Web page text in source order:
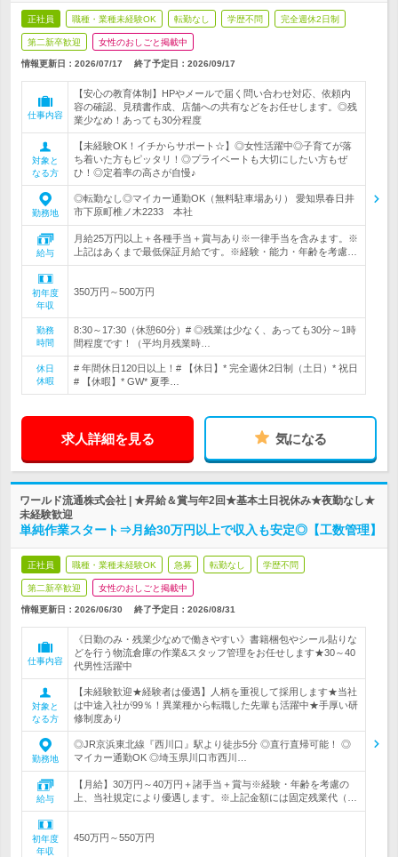
正社員 職種・業種未経験OK 転勤なし 学歴不問 完全週休2日制
第二新卒歓迎 女性のおしごと掲載中
情報更新日：2026/07/17 終了予定日： 2026/09/17
仕事内容
【安心の教育体制】HPやメールで届く問い合わせ対応、依頼内
容の確認、見積書作成、店舗への共有などをお任せします。◎残
業少なめ！あっても30分程度
対象と
なる方
【未経験OK！イチからサポート☆】◎女性活躍中◎子育てが落
ち着いた方もピッタリ！◎プライベートも大切にしたい方もぜ
ひ！◎定着率の高さが自慢♪
勤務地
◎転勤なし◎マイカー通勤OK（無料駐車場あり） 愛知県春日井
市下原町椎ノ木2233 本社
給与
月給25万円以上＋各種手当＋賞与あり※一律手当を含みます。※
上記はあくまで最低保証月給です。※経験・能力・年齢を考慮…
初年度
年収
350万円～500万円
勤務
時間
8:30～17:30（休憩60分）# ◎残業は少なく、あっても30分～1時
間程度です！（平均月残業時…
休日
休暇
# 年間休日120日以上！# 【休日】* 完全週休2日制（土日）* 祝日
# 【休暇】* GW* 夏季…
求人詳細を見る 気になる
ワールド流通株式会社 | ★昇給＆賞与年2回★基本土日祝休み★夜勤なし★
未経験歓迎
単純作業スタート⇒月給30万円以上で収入も安定◎【工数管理】
正社員 職種・業種未経験OK 急募 転勤なし 学歴不問
第二新卒歓迎 女性のおしごと掲載中
情報更新日：2026/06/30 終了予定日： 2026/08/31
仕事内容
《日勤のみ・残業少なめで働きやすい》書籍梱包やシール貼りな
どを行う物流倉庫の作業&スタッフ管理をお任せします★30～40
代男性活躍中
対象と
なる方
【未経験歓迎★経験者は優遇】人柄を重視して採用します★当社
は中途入社が99％！異業種から転職した先輩も活躍中★手厚い研
修制度あり
勤務地
◎JR京浜東北線『西川口』駅より徒歩5分 ◎直行直帰可能！ ◎
マイカー通勤OK ◎埼玉県川口市西川…
給与
【月給】30万円～40万円＋諸手当＋賞与※経験・年齢を考慮の
上、当社規定により優遇します。※上記金額には固定残業代（…
初年度
年収
450万円～550万円